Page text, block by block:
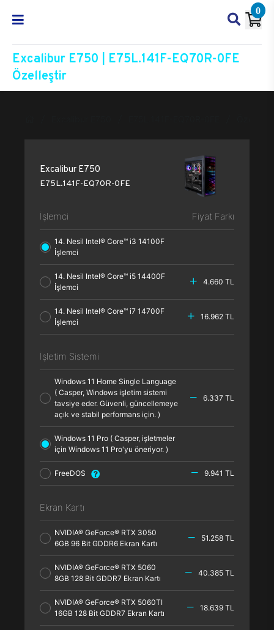
0
Excalibur E750 | E75L.141F-EQ70R-0FE
Özelleştir
Excalibur E750
E75L.141F-EQ70R-0FE
İşlemci Fiyat Farkı
14. Nesil Intel® Core™ i3 14100F
İşlemci
14. Nesil Intel® Core™ i5 14400F
İşlemci
4.660 TL
14. Nesil Intel® Core™ i7 14700F
İşlemci
16.962 TL
İşletim Sistemi
Windows 11 Home Single Language
( Casper, Windows işletim sistemi
tavsiye eder. Güvenli, güncellemeye
açık ve stabil performans için. )
6.337 TL
Windows 11 Pro ( Casper, işletmeler
için Windows 11 Pro'yu öneriyor. )
FreeDOS 9.941 TL
Ekran Kartı
NVIDIA® GeForce® RTX 3050
6GB 96 Bit GDDR6 Ekran Kartı
51.258 TL
NVIDIA® GeForce® RTX 5060
8GB 128 Bit GDDR7 Ekran Kartı
40.385 TL
NVIDIA® GeForce® RTX 5060TI
16GB 128 Bit GDDR7 Ekran Kartı
18.639 TL